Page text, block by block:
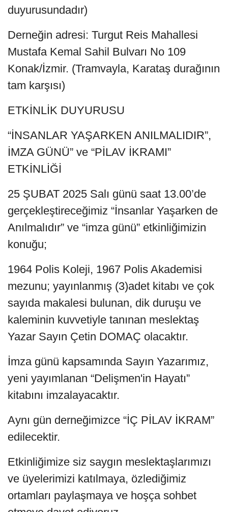
duyurusundadır)
Derneğin adresi: Turgut Reis Mahallesi
Mustafa Kemal Sahil Bulvarı No 109
Konak/İzmir. (Tramvayla, Karataş durağının
tam karşısı)
ETKİNLİK DUYURUSU
“İNSANLAR YAŞARKEN ANILMALIDIR”,
İMZA GÜNÜ” ve “PİLAV İKRAMI”
ETKİNLİĞİ
25 ŞUBAT 2025 Salı günü saat 13.00’de
gerçekleştireceğimiz “İnsanlar Yaşarken de
Anılmalıdır” ve “imza günü” etkinliğimizin
konuğu;
1964 Polis Koleji, 1967 Polis Akademisi
mezunu; yayınlanmış (3)adet kitabı ve çok
sayıda makalesi bulunan, dik duruşu ve
kaleminin kuvvetiyle tanınan meslektaş
Yazar Sayın Çetin DOMAÇ olacaktır.
İmza günü kapsamında Sayın Yazarımız,
yeni yayımlanan “Delişmen'in Hayatı”
kitabını imzalayacaktır.
Aynı gün derneğimizce “İÇ PİLAV İKRAM”
edilecektir.
Etkinliğimize siz saygın meslektaşlarımızı
ve üyelerimizi katılmaya, özlediğimiz
ortamları paylaşmaya ve hoşça sohbet